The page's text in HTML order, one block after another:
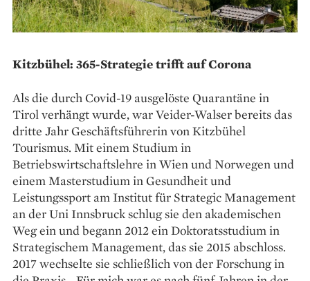
Kitzbühel: 365-Strategie trifft auf Corona
Als die durch Covid-19 ausgelöste Quarantäne in
Tirol verhängt wurde, war Veider-Walser bereits das
dritte Jahr Geschäftsführerin von Kitzbühel
Tourismus. Mit einem Studium in
Betriebswirtschaftslehre in Wien und Norwegen und
einem Masterstudium in Gesundheit und
Leistungssport am Institut für Strategic Manage­ment
an der Uni Innsbruck schlug sie den akademischen
Weg ein und begann 2012 ein Doktoratsstudium in
Strategischem Management, das sie 2015 abschloss.
2017 wechselte sie schließlich von der Forschung in